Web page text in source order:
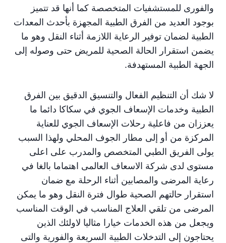
والفورى للمستشفيات المتخصصة كما أنها قد تتميز
بوجود العديد من الفرق الطبية المجهزة بأحدث المعدات
الطبية لضمان توفير الرعاية اللازمة أثناء النقل وهو ما
يضمن استقرار الحالة الصحية للمريض حتى وصوله إلى
الجهة الطبية المستهدفة.
لا شك أن التنظيم الفعال والتنسيق الدقيق بين الفرق
الطبية وخدمات الإسعاف الجوي في سكاكا دائما ما
يعززان من فاعلية رحلات الإسعاف الجوي للعناية
المركزة من أو إلى مطار الجوف المحلي ولهذا السبب
يولى الفريق الطبي المتخصص والمدرب على اعلى
مستوى لدى شركة الاسعاف العالمى اهتماما بالغا في
رعاية المرضى والمصابين أثناء الرحلة مع ضمان
استقرار حالتهم الصحية طوال فترة النقل وهو ما يمكن
المرضى من تلقي العلاج المناسب في الوقت المناسب
ويجعل من هذه الخدمات خيارا مثاليا لاولئك الذين
يحتاجون إلى التدخلات الطبية السريعة والفورية والتى